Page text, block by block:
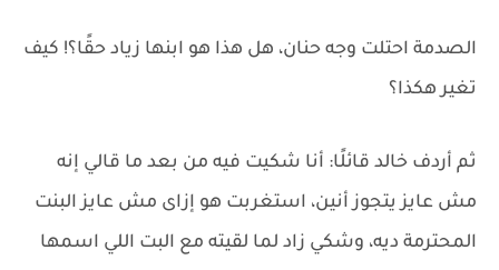
الصدمة احتلت وجه حنان، هل هذا هو ابنها زياد حقًا؟! كيف
تغير هكذا؟
ثم أردف خالد قائلًا: أنا شكيت فيه من بعد ما قالي إنه
مش عايز يتجوز أنين، استغربت هو إزاى مش عايز البنت
المحترمة ديه، وشكي زاد لما لقيته مع البت اللي اسمها